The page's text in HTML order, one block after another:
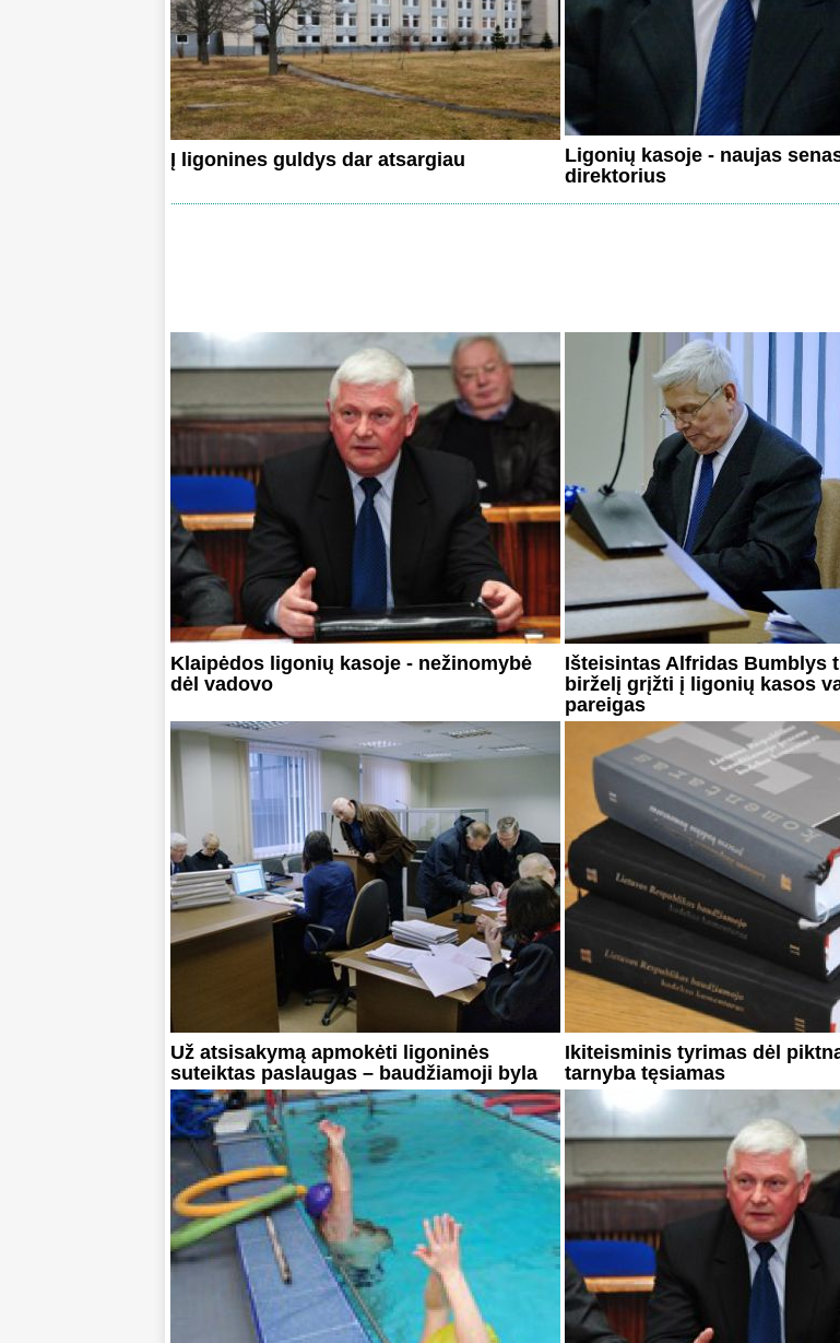
Į ligonines guldys dar atsargiau
Ligonių kasoje - naujas
direktorius
Klaipėdos ligonių kasoje - nežinomybė
dėl vadovo
Išteisintas Alfridas Bumblys
birželį grįžti į ligonių kasos
pareigas
Už atsisakymą apmokėti ligoninės
suteiktas paslaugas – baudžiamoji byla
Ikiteisminis tyrimas dėl
tarnyba tęsiamas